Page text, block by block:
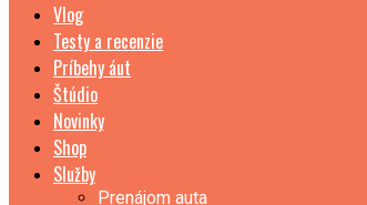
Vlog
Testy a recenzie
Príbehy áut
Štúdio
Novinky
Shop
Služby
Prenájom auta